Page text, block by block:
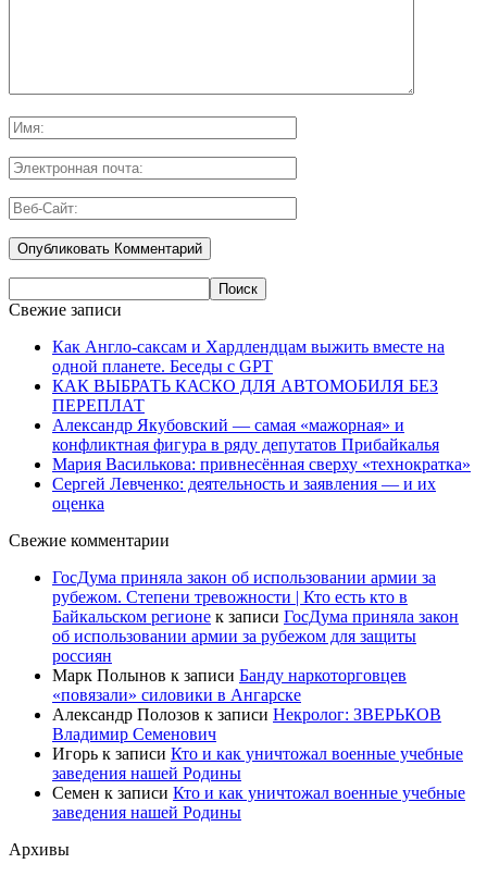
Свежие записи
Как Англо-саксам и Хардлендцам выжить вместе на
одной планете. Беседы с GPT
КАК ВЫБРАТЬ КАСКО ДЛЯ АВТОМОБИЛЯ БЕЗ
ПЕРЕПЛАТ
Александр Якубовский — самая «мажорная» и
конфликтная фигура в ряду депутатов Прибайкалья
Мария Василькова: привнесённая сверху «технократка»
Сергей Левченко: деятельность и заявления — и их
оценка
Свежие комментарии
ГосДума приняла закон об использовании армии за
рубежом. Степени тревожности | Кто есть кто в
Байкальском регионе к записи ГосДума приняла закон
об использовании армии за рубежом для защиты
россиян
Марк Полынов к записи Банду наркоторговцев
«повязали» силовики в Ангарске
Александр Полозов к записи Некролог: ЗВЕРЬКОВ
Владимир Семенович
Игорь к записи Кто и как уничтожал военные учебные
заведения нашей Родины
Семен к записи Кто и как уничтожал военные учебные
заведения нашей Родины
Архивы